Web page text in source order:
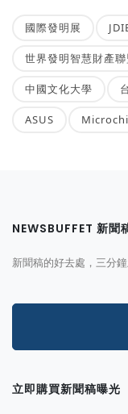
國際發明展
世界發明智慧財產
中國文化大學
ASUS
NEWSBUFFET 新聞
新聞稿的好去處，三分
立即購買新聞稿曝光